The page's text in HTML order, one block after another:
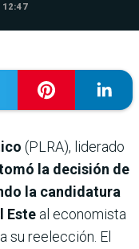
12:47
(PLRA), liderado
la decisión de
la candidatura
Este al economista
su reelección. El